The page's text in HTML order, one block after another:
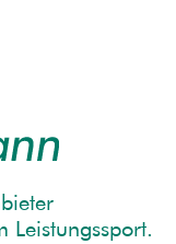
Leistungssport.